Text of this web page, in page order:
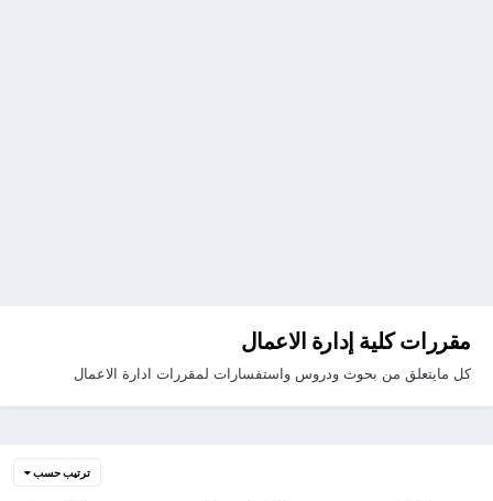
مقررات كلية إدارة الاعمال
كل مايتعلق من بحوث ودروس واستفسارات لمقررات ادارة الاعمال
ترتيب حسب